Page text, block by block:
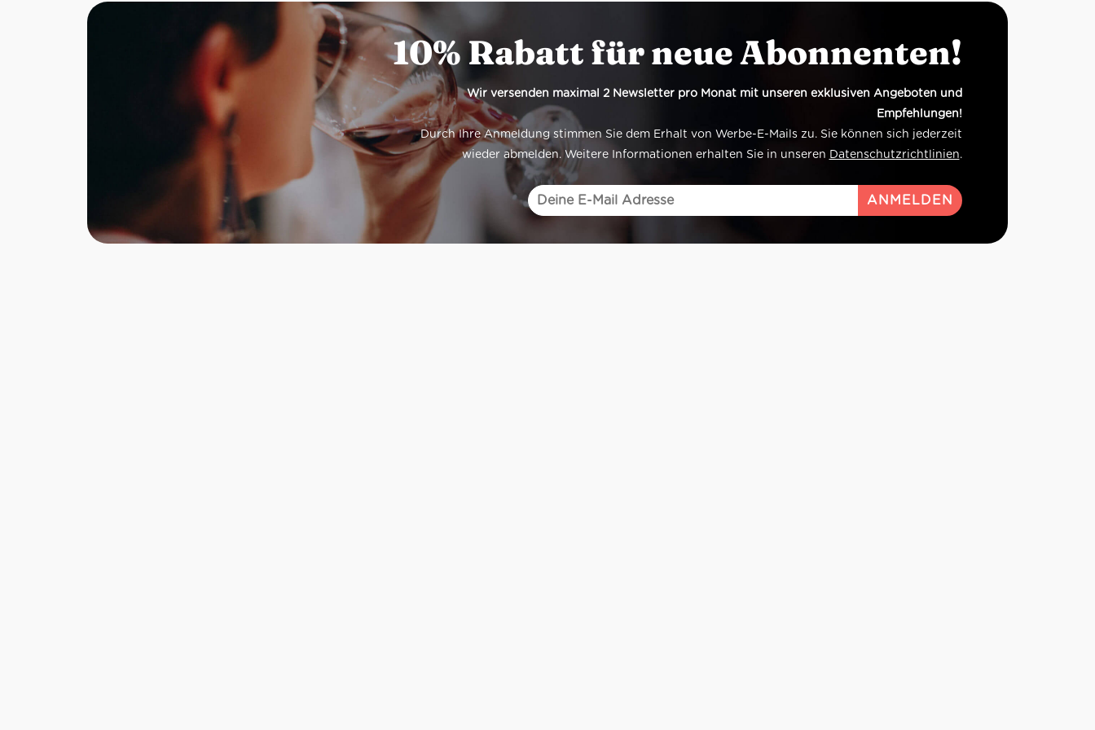
10% Rabatt für neue Abonnenten!
Wir versenden maximal 2 Newsletter pro Monat mit unseren exklusiven Angeboten und
Empfehlungen!
Durch Ihre Anmeldung stimmen Sie dem Erhalt von Werbe-E-Mails zu. Sie können sich jederzeit
wieder abmelden. Weitere Informationen erhalten Sie in unseren Datenschutzrichtlinien.